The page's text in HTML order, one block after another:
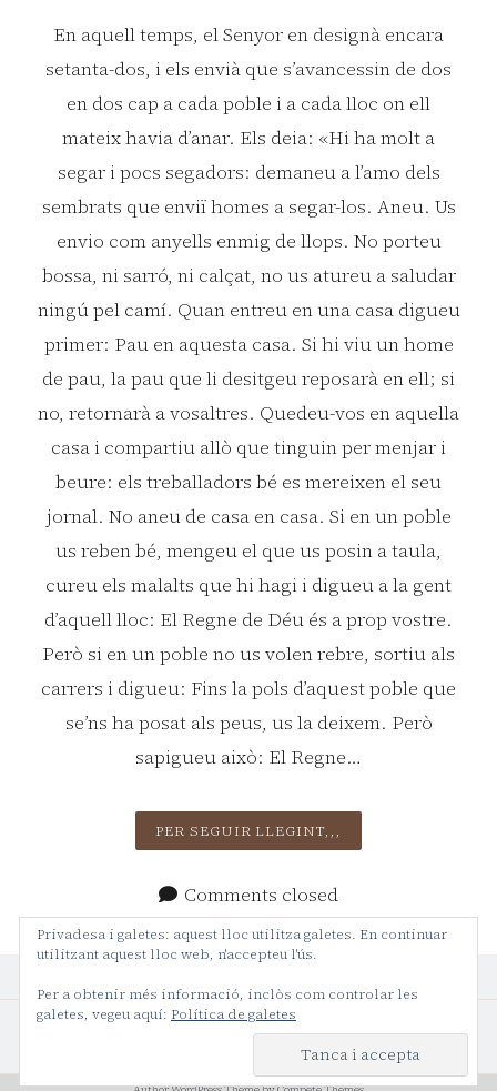
En aquell temps, el Senyor en designà encara
setanta-dos, i els envià que s’avancessin de dos
en dos cap a cada poble i a cada lloc on ell
mateix havia d’anar. Els deia: «Hi ha molt a
segar i pocs segadors: demaneu a l’amo dels
sembrats que enviï homes a segar-los. Aneu. Us
envio com anyells enmig de llops. No porteu
bossa, ni sarró, ni calçat, no us atureu a saludar
ningú pel camí. Quan entreu en una casa digueu
primer: Pau en aquesta casa. Si hi viu un home
de pau, la pau que li desitgeu reposarà en ell; si
no, retornarà a vosaltres. Quedeu-vos en aquella
casa i compartiu allò que tinguin per menjar i
beure: els treballadors bé es mereixen el seu
jornal. No aneu de casa en casa. Si en un poble
us reben bé, mengeu el que us posin a taula,
cureu els malalts que hi hagi i digueu a la gent
d’aquell lloc: El Regne de Déu és a prop vostre.
Però si en un poble no us volen rebre, sortiu als
carrers i digueu: Fins la pols d’aquest poble que
se’ns ha posat als peus, us la deixem. Però
sapigueu això: El Regne…
PER SEGUIR LLEGINT,,,
XIV
L’ANY
Comments closed
Privadesa i galetes: aquest lloc utilitza galetes. En continuar
utilitzant aquest lloc web, n'accepteu l'ús.
Per a obtenir més informació, inclòs com controlar les
galetes, vegeu aquí: Política de galetes